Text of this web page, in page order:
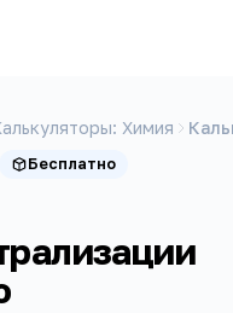
Химия
Бесплатно